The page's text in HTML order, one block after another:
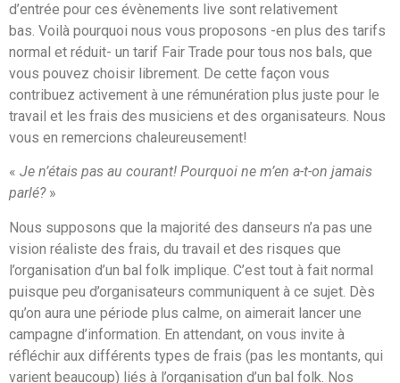
d’entrée pour ces évènements live sont relativement
bas. Voilà pourquoi nous vous proposons -en plus des tarifs
normal et réduit- un tarif Fair Trade pour tous nos bals, que
vous pouvez choisir librement. De cette façon vous
contribuez activement à une rémunération plus juste pour le
travail et les frais des musiciens et des organisateurs. Nous
vous en remercions chaleureusement!
« Je n’étais pas au courant! Pourquoi ne m’en a-t-on jamais
parlé?»
Nous supposons que la majorité des danseurs n’a pas une
vision réaliste des frais, du travail et des risques que
l’organisation d’un bal folk implique. C’est tout à fait normal
puisque peu d’organisateurs communiquent à ce sujet. Dès
qu’on aura une période plus calme, on aimerait lancer une
campagne d’information. En attendant, on vous invite à
réfléchir aux différents types de frais (pas les montants, qui
varient beaucoup) liés à l’organisation d’un bal folk. Nos